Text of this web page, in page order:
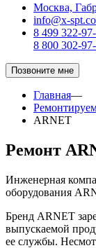
Москва,
info@x-
8 499 322-
8 800 302-
Позвоните мне
Главная—
ARNET
Ремонт
Инженерная
оборудования
Бренд ARNET
выпускаемой
ее службы.